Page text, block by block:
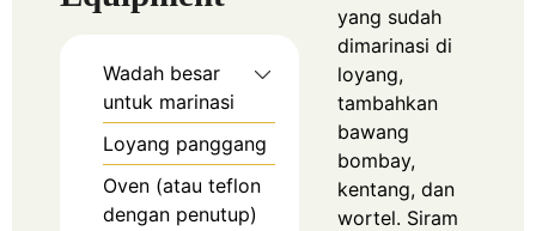
Wadah besar
untuk marinasi
Loyang panggang
Oven (atau teflon
dengan penutup)
yang sudah
dimarinasi di
loyang,
tambahkan
bawang
bombay,
kentang, dan
wortel. Siram